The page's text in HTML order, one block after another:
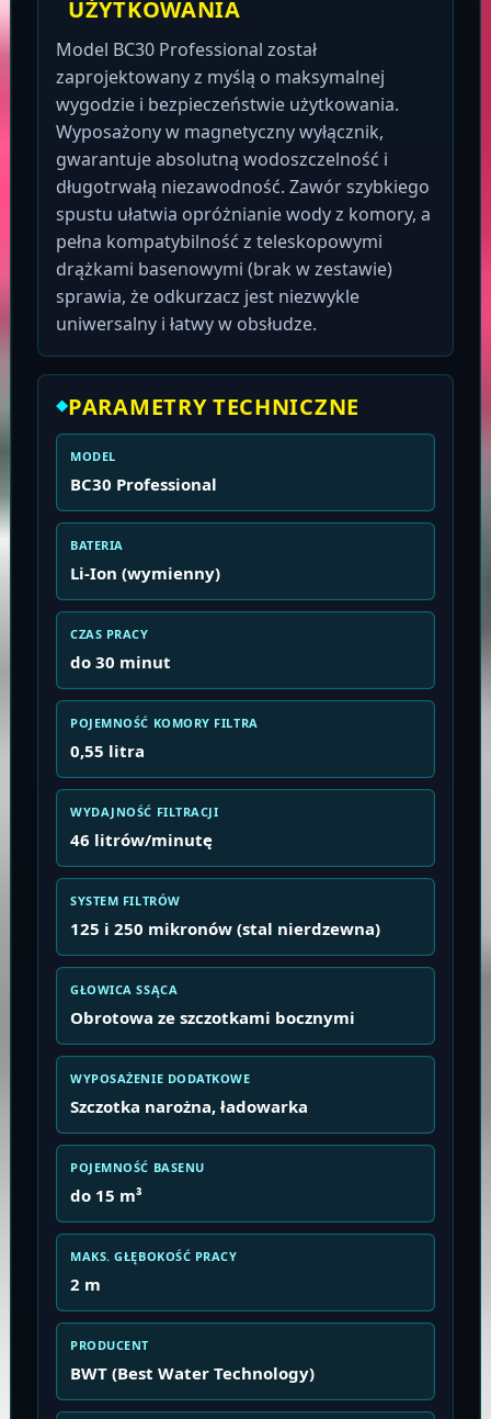
UŻYTKOWANIA
Model BC30 Professional został
zaprojektowany z myślą o maksymalnej
wygodzie i bezpieczeństwie użytkowania.
Wyposażony w magnetyczny wyłącznik,
gwarantuje absolutną wodoszczelność i
długotrwałą niezawodność. Zawór szybkiego
spustu ułatwia opróżnianie wody z komory, a
pełna kompatybilność z teleskopowymi
drążkami basenowymi (brak w zestawie)
sprawia, że odkurzacz jest niezwykle
uniwersalny i łatwy w obsłudze.
PARAMETRY TECHNICZNE
MODEL
BC30 Professional
BATERIA
Li-Ion (wymienny)
CZAS PRACY
do 30 minut
POJEMNOŚĆ KOMORY FILTRA
0,55 litra
WYDAJNOŚĆ FILTRACJI
46 litrów/minutę
SYSTEM FILTRÓW
125 i 250 mikronów (stal nierdzewna)
GŁOWICA SSĄCA
Obrotowa ze szczotkami bocznymi
WYPOSAŻENIE DODATKOWE
Szczotka narożna, ładowarka
POJEMNOŚĆ BASENU
do 15 m³
MAKS. GŁĘBOKOŚĆ PRACY
2 m
PRODUCENT
BWT (Best Water Technology)